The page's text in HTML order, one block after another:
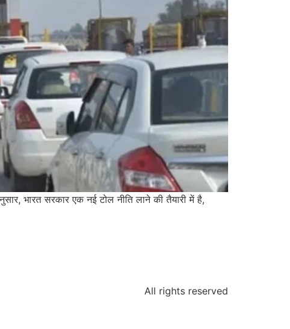
भारत सरकार एक नई टोल नीति लाने की तैयारी में है,
All rights reserved